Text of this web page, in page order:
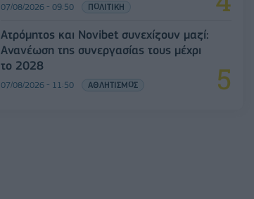
07/08/2026 - 09:50 ΠΟΛΙΤΙΚΗ
Ατρόμητος και Novibet συνεχίζουν μαζί:
Ανανέωση της συνεργασίας τους μέχρι
το 2028
07/08/2026 - 11:50 ΑΘΛΗΤΙΣΜΟΣ